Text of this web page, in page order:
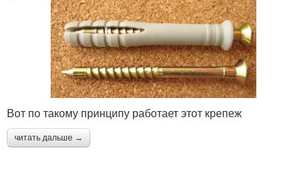
Телескопический
карниз
Крепления для штор
Ткани для штор
Вот по такому принципу работает этот крепеж
читать дальше →